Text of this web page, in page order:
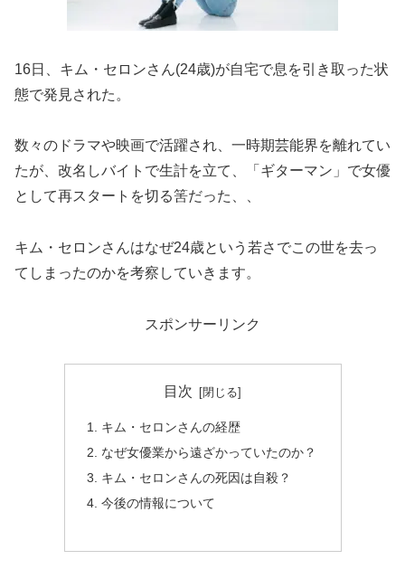
16日、キム・セロンさん(24歳)が自宅で息を引き取った状
態で発見された。
数々のドラマや映画で活躍され、一時期芸能界を離れてい
たが、改名しバイトで生計を立て、「ギターマン」で女優
として再スタートを切る筈だった、、
キム・セロンさんはなぜ24歳という若さでこの世を去っ
てしまったのかを考察していきます。
スポンサーリンク
目次
キム・セロンさんの経歴
なぜ女優業から遠ざかっていたのか？
キム・セロンさんの死因は自殺？
今後の情報について